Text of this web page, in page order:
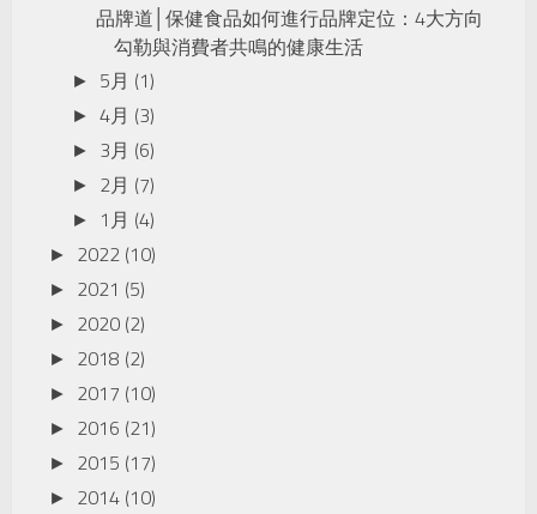
品牌道│保健食品如何進行品牌定位：4大方向
勾勒與消費者共鳴的健康生活
► 5月 (1)
►4月 (3)
► 3月 (6)
► 2月 (7)
► 1月 (4)
► 2022 (10)
► 2021 (5)
► 2020 (2)
► 2018 (2)
► 2017 (10)
► 2016 (21)
► 2015 (17)
► 2014 (10)